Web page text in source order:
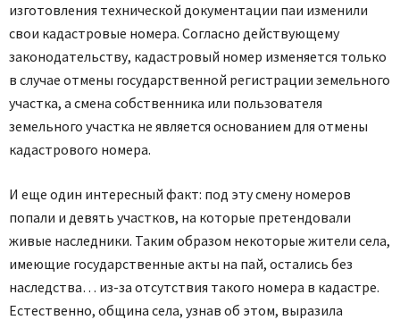
изготовления технической документации паи изменили
свои кадастровые номера. Согласно действующему
законодательству, кадастровый номер изменяется только
в случае отмены государственной регистрации земельного
участка, а смена собственника или пользователя
земельного участка не является основанием для отмены
кадастрового номера.
И еще один интересный факт: под эту смену номеров
попали и девять участков, на которые претендовали
живые наследники. Таким образом некоторые жители села,
имеющие государственные акты на пай, остались без
наследства… из-за отсутствия такого номера в кадастре.
Естественно, община села, узнав об этом, выразила